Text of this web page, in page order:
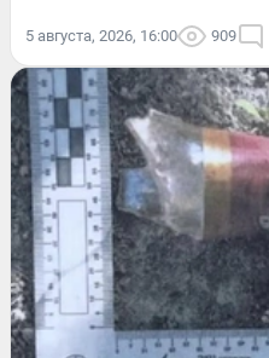
5 августа, 2026, 16:00 909